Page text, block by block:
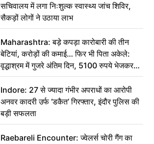
सचिवालय में लगा निःशुल्क स्वास्थ्य जांच शिविर,
सैकड़ों लोगों ने उठाया लाभ
Maharashtra: बड़े कपड़ा कारोबारी की तीन
बेटियां, करोड़ों की कमाई… फिर भी पिता अकेले:
वृद्धाश्रम में गुजरे अंतिम दिन, 5100 रुपये भेजकर
कहा– अंतिम संस्कार कर दीजिए हम नहीं आ पाएंगे
Indore: 27 से ज्यादा गंभीर अपराधों का आरोपी
अनवर कादरी उर्फ ‘डकैत’ गिरफ्तार, इंदौर पुलिस की
बड़ी सफलता
Raebareli Encounter: ज्वेलर्स चोरी गैंग का